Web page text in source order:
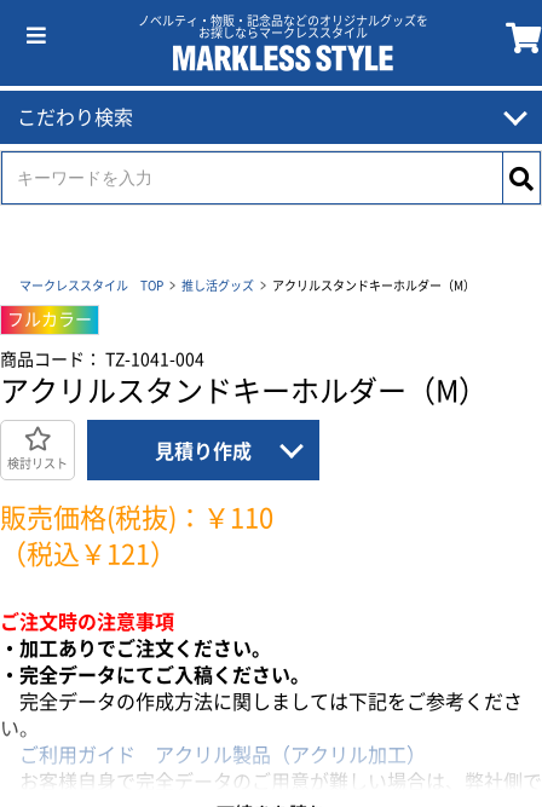
ノベルティ・物販・記念品などのオリジナルグッズを
お探しならマークレススタイル
こだわり検索
マークレススタイル TOP 推し活グッズ アクリルスタンドキーホルダー（M）
フルカラー
商品コード： TZ-1041-004
アクリルスタンドキーホルダー（M）
検討リスト
見積り作成
販売価格(税抜)：￥110
（税込￥121）
ご注文時の注意事項
・加工ありでご注文ください。
・完全データにてご入稿ください。
完全データの作成方法に関しましては下記をご参考くださ
い。
ご利用ガイド アクリル製品（アクリル加工）
お客様自身で完全データのご用意が難しい場合は、弊社側で